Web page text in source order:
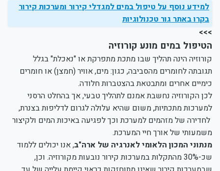
למידע נוסף על טיפול במים למגדלי קירור ומערכות קירור
בקרו באתר גור טכנולוגיות
>>>
הטיפול במים מונע קורוזיה
קורוזיה הינה תהליך שבו מתכת מתפרקת או "נאכלת" בגלל
תגובתה לחומרים מהסביבה, כגון: מים, אוויר (חמצן) או חומרים
כימיים אחרים ומתבטאת בהצטברות חלודה.
לכן הקורוזיה נחשבת אמנם לתהליך טבעי, אך בהחלט הרסני
למערכות מתכתיות, משום שהיא עלולה לגרום לדליפות בצנרת,
לחדירה של מזהמים למערכת וכך לפגיעה באיכות המים ולקיצור
משמעותי של אורך חיי המערכת.
מנתוני המכון הלאומי לאנרגיה של ארה"ב, אנו יכולים ללמוד
שכ-30% מהתקלות במערכות קירור נובעות מקורוזיה. וכן,